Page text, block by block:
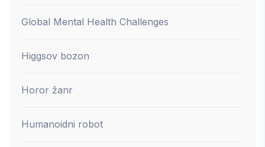
Global Mental Health Challenges
Higgsov bozon
Horor žanr
Humanoidni robot